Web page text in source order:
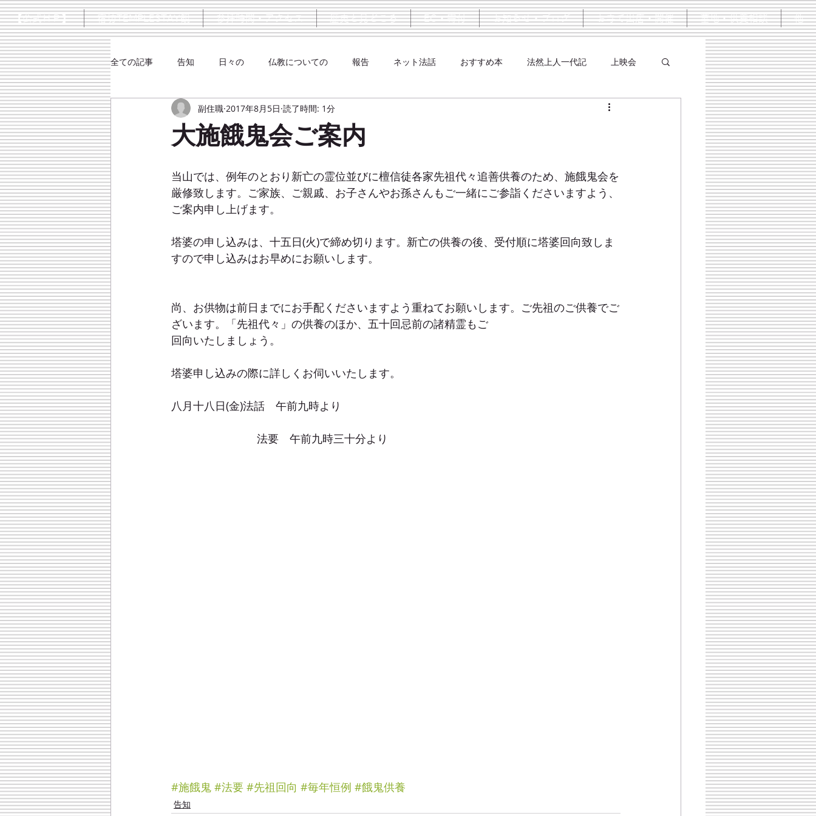
【公式ＨＰ】 宿坊TEMPLESTAY観 参拝時間・アクセス 歴史と見どころ EC・寄付 お知らせ・ブログ お寺で出店・開催 墓地・供養相談 他
全ての記事 告知 日々の 仏教についての 報告 ネット法話 おすすめ本 法然上人一代記 上映会
大楠口伝抄
大施餓鬼会ご案内
副住職 2017年8月5日 読了時間: 1分
当山では、例年のとおり新亡の霊位並びに檀信徒各家先祖代々追善供養のため、施餓鬼会を
厳修致します。ご家族、ご親戚、お子さんやお孫さんもご一緒にご参詣くださいますよう、
ご案内申し上げます。
塔婆の申し込みは、十五日(火)で締め切ります。新亡の供養の後、受付順に塔婆回向致しま
すので申し込みはお早めにお願いします。
尚、お供物は前日までにお手配くださいますよう重ねてお願いします。ご先祖のご供養でご
ざいます。「先祖代々」の供養のほか、五十回忌前の諸精霊もご
回向いたしましょう。
塔婆申し込みの際に詳しくお伺いいたします。
八月十八日(金)法話　午前九時より
法要　午前九時三十分より
#施餓鬼 #法要 #先祖回向 #毎年恒例 #餓鬼供養
告知